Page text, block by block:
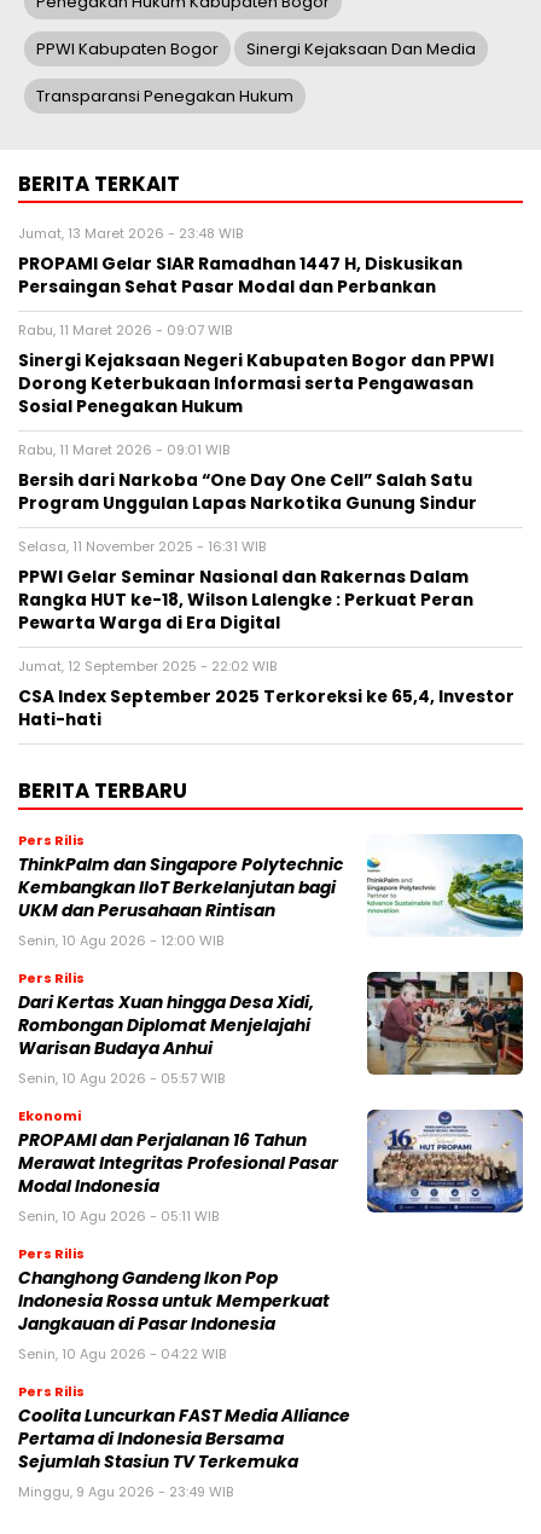
PPWI Kabupaten Bogor Sinergi Kejaksaan Dan Media
Transparansi Penegakan Hukum
BERITA TERKAIT
Jumat, 13 Maret 2026 - 23:48 WIB
PROPAMI Gelar SIAR Ramadhan 1447 H, Diskusikan
Persaingan Sehat Pasar Modal dan Perbankan
Rabu, 11 Maret 2026 - 09:07 WIB
Sinergi Kejaksaan Negeri Kabupaten Bogor dan PPWI
Dorong Keterbukaan Informasi serta Pengawasan
Sosial Penegakan Hukum
Rabu, 11 Maret 2026 - 09:01 WIB
Bersih dari Narkoba “One Day One Cell” Salah Satu
Program Unggulan Lapas Narkotika Gunung Sindur
Selasa, 11 November 2025 - 16:31 WIB
PPWI Gelar Seminar Nasional dan Rakernas Dalam
Rangka HUT ke-18, Wilson Lalengke : Perkuat Peran
Pewarta Warga di Era Digital
Jumat, 12 September 2025 - 22:02 WIB
CSA Index September 2025 Terkoreksi ke 65,4, Investor
Hati-hati
BERITA TERBARU
Pers Rilis
ThinkPalm dan Singapore Polytechnic
Kembangkan IIoT Berkelanjutan bagi
UKM dan Perusahaan Rintisan
Senin, 10 Agu 2026 - 12:00 WIB
Pers Rilis
Dari Kertas Xuan hingga Desa Xidi,
Rombongan Diplomat Menjelajahi
Warisan Budaya Anhui
Senin, 10 Agu 2026 - 05:57 WIB
Ekonomi
PROPAMI dan Perjalanan 16 Tahun
Merawat Integritas Profesional Pasar
Modal Indonesia
Senin, 10 Agu 2026 - 05:11 WIB
Pers Rilis
Changhong Gandeng Ikon Pop
Indonesia Rossa untuk Memperkuat
Jangkauan di Pasar Indonesia
Senin, 10 Agu 2026 - 04:22 WIB
Pers Rilis
Coolita Luncurkan FAST Media Alliance
Pertama di Indonesia Bersama
Sejumlah Stasiun TV Terkemuka
Minggu, 9 Agu 2026 - 23:49 WIB